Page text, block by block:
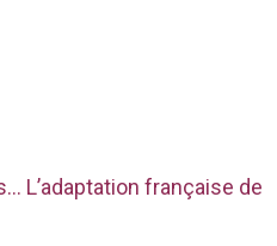
L’adaptation française de